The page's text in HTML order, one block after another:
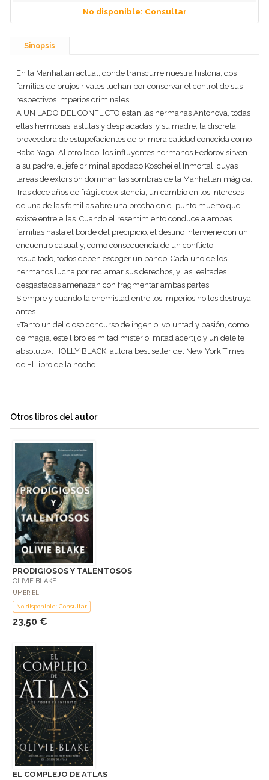
No disponible: Consultar
Sinopsis
En la Manhattan actual, donde transcurre nuestra historia, dos
familias de brujos rivales luchan por conservar el control de sus
respectivos imperios criminales.
A UN LADO DEL CONFLICTO están las hermanas Antonova, todas
ellas hermosas, astutas y despiadadas; y su madre, la discreta
proveedora de estupefacientes de primera calidad conocida como
Baba Yaga. Al otro lado, los influyentes hermanos Fedorov sirven
a su padre, el jefe criminal apodado Koschei el Inmortal, cuyas
tareas de extorsión dominan las sombras de la Manhattan mágica.
Tras doce años de frágil coexistencia, un cambio en los intereses
de una de las familias abre una brecha en el punto muerto que
existe entre ellas. Cuando el resentimiento conduce a ambas
familias hasta el borde del precipicio, el destino interviene con un
encuentro casual y, como consecuencia de un conflicto
resucitado, todos deben escoger un bando. Cada uno de los
hermanos lucha por reclamar sus derechos, y las lealtades
desgastadas amenazan con fragmentar ambas partes.
Siempre y cuando la enemistad entre los imperios no los destruya
antes.
«Tanto un delicioso concurso de ingenio, voluntad y pasión, como
de magia, este libro es mitad misterio, mitad acertijo y un deleite
absoluto». HOLLY BLACK, autora best seller del New York Times
de El libro de la noche
Otros libros del autor
PRODIGIOSOS Y TALENTOSOS
OLIVIE BLAKE
UMBRIEL
No disponible: Consultar
23,50 €
EL COMPLEJO DE ATLAS